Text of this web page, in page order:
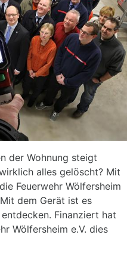
der Wohnung steigt
alles gelöscht? Mit
Feuerwehr Wölfersheim
dem Gerät ist es
Finanziert hat
Wölfersheim e.V. dies